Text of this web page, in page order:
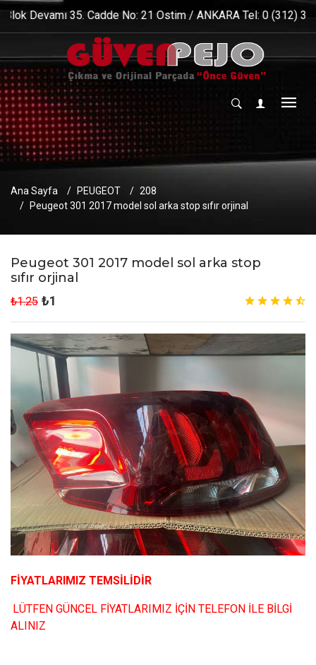
Cadde No: 21 Ostim / ANKARA Tel: 0 (312) 385 44 47
Ana Sayfa PEUGEOT
208
Peugeot 301 2017 model sol arka stop sıfır orjinal
Peugeot 301 2017 model sol arka stop
sıfır orjinal
₺1.25 ₺1
FİYATLARIMIZ TEMSİLİDİR
LÜTFEN GÜNCEL FİYATLARIMIZ İÇİN TELEFON İLE BİLGİ
ALINIZ